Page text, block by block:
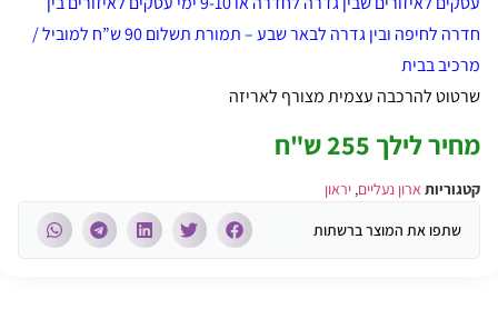
חדרה לחיפה ובין גדרה לבאר שבע – תמורת תשלום 90 ש”ח למוביל /
מרכיב בבית
שרטוט להרכבה עצמית מצורף לאריזה
מחיר לילך 255 ש"ח
קטגוריות ארון נעליים, יראון
שתפו את המוצר ברשתות